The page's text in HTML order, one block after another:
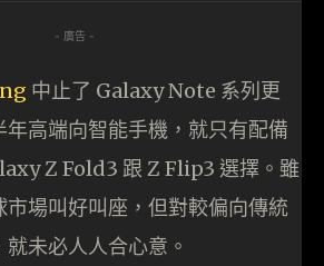
- 廣告 -
中止了 Galaxy Note 系列更
高端向智能手機，就只有配備
Z Fold3 跟 Z Flip3 選擇。雖
市場叫好叫座，但對較偏向傳統
未必人人合心意。